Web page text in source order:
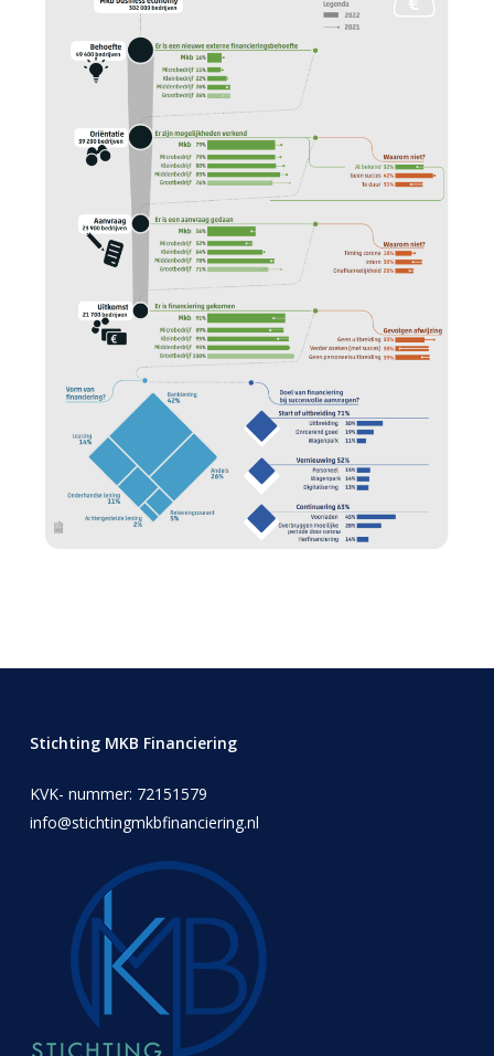
Stichting MKB Financiering
KVK- nummer: 72151579
info@stichtingmkbfinanciering.nl